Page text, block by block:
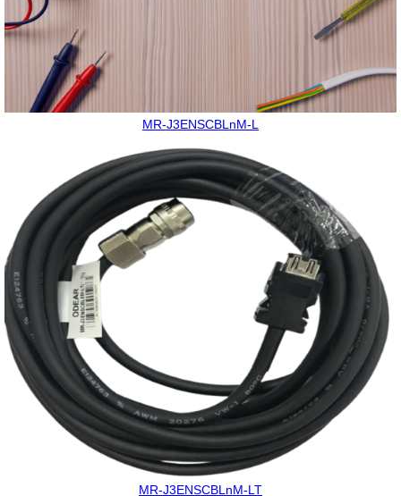
MR-J3ENSCBLnM-L
MR-J3ENSCBLnM-LT